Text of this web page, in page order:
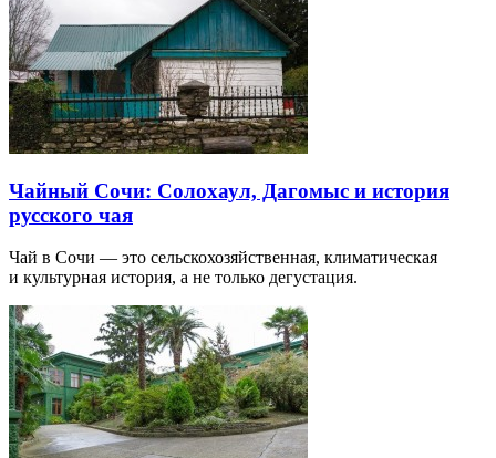
Чайный Сочи: Солохаул, Дагомыс и история
русского чая
Чай в Сочи — это сельскохозяйственная, климатическая
и культурная история, а не только дегустация.